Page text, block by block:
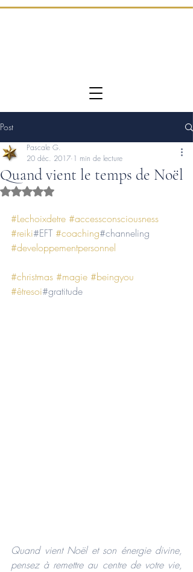
Post
Quand vient le temps de Noël
Pascale G.
20 déc. 2017 1 min de lecture
Noté NaN étoiles sur 5.
#Lechoixdetre #accessconsciousness
#reiki#EFT #coaching#channeling
#developpementpersonnel
#christmas #magie #beingyou
#êtresoi#gratitude
Quand vient Noël et son énergie divine,
pensez à remettre au centre de votre vie,